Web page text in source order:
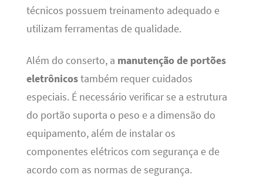
técnicos possuem treinamento adequado e
utilizam ferramentas de qualidade.
Além do conserto, a manutenção de portões
eletrônicostambém requer cuidados
especiais. É necessário verificar se a estrutura
do portão suporta o peso e a dimensão do
equipamento, além de instalar os
componentes elétricos com segurança e de
acordo com as normas de segurança.